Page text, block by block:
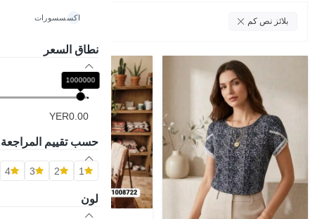
اكسسسورات
نطاق السعر
1000000
YER0.00
حسب تقييم المراجعة
1
2
3
4
لون
بلائز نص كم امسح الكل